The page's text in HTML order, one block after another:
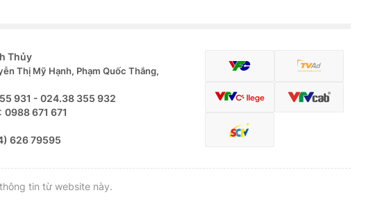
Thủy
Thị Mỹ Hạnh, Phạm Quốc Thắng,
931 - 024.38 355 932
0988 671 671
626 79595
tin từ website này.